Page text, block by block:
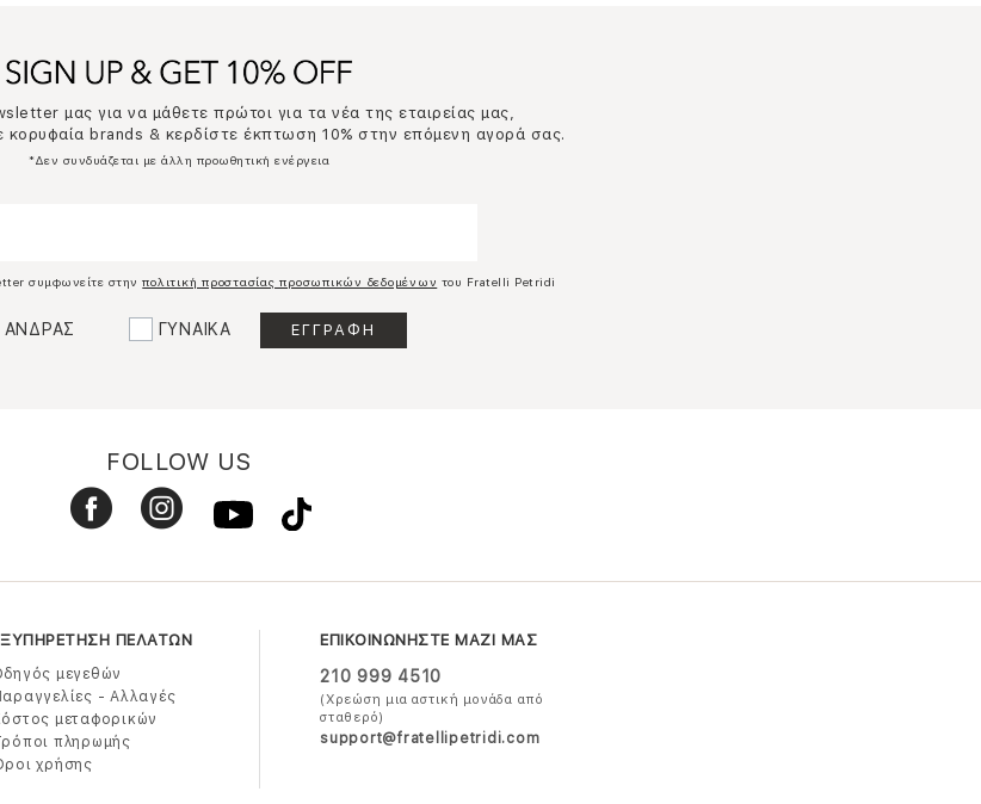
μας για να μάθετε πρώτοι για τα νέα της εταιρείας μας,
brands & κερδίστε έκπτωση 10% στην επόμενη αγορά σας.
*Δεν συνδυάζεται με άλλη προωθητική ενέργεια
συμφωνείτε στηνπολιτική προστασίας προσωπικών δεδομένων του Fratelli Petridi
ΑΝΔΡΑΣ ΓΥΝΑΙΚΑ
FOLLOW US
ΠΕΛΑΤΩΝ
μεγεθών
- Αλλαγές
μεταφορικών
πληρωμής
χρήσης
ΕΠΙΚΟΙΝΩΝΗΣΤΕ ΜΑΖΙ ΜΑΣ
210 999 4510
(Χρεώση μια αστική μονάδα από
σταθερό)
support@fratellipetridi.com